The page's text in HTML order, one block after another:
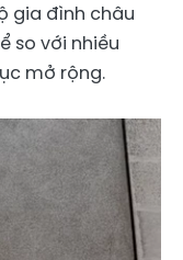
gia đình châu
so với nhiều
mở rộng.